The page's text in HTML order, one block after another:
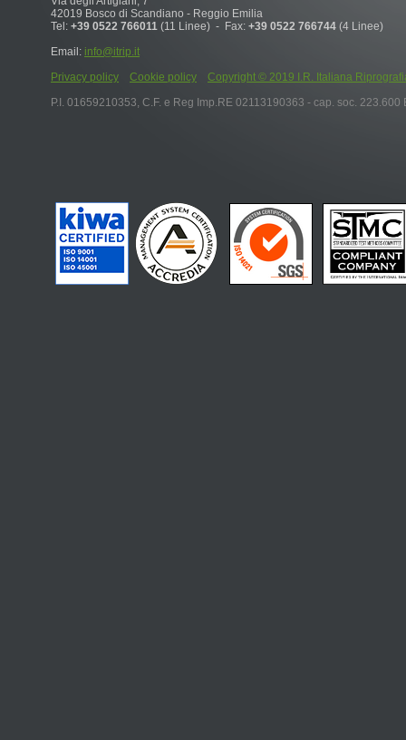
42019 Bosco di Scandiano - Reggio Emilia
Tel: +39 0522 766011 (11 Linee) - Fax: +39 0522 766744 (4 Linee)
Email: info@itrip.it
Privacy policy
Cookie policy
Copyright © 2019 I.R. Italiana
P.I. 01659210353, C.F. e Reg Imp.RE 02113190363 - cap. soc. 223.600